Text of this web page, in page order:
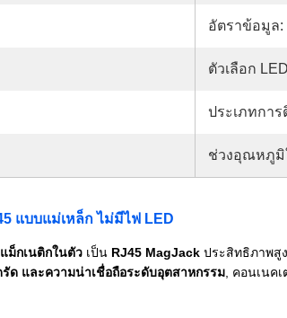
อัตราข้อมูล:
ตัวเลือก
ประเภทการ
ช่วงอุณหภูมิ
แบบแม่เหล็ก ไม่มีไฟ LED
ม็กเนติกในตัว เป็น RJ45 MagJack ประสิทธิภาพสู
และความน่าเชื่อถือระดับอุตสาหกรรม , คอนเนค